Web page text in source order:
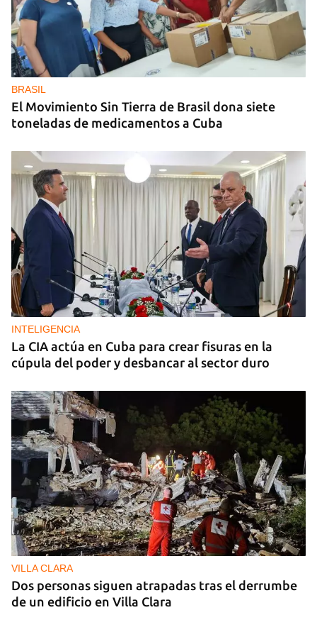
BRASIL
El Movimiento Sin Tierra de Brasil dona siete
toneladas de medicamentos a Cuba
INTELIGENCIA
La CIA actúa en Cuba para crear fisuras en la
cúpula del poder y desbancar al sector duro
VILLA CLARA
Dos personas siguen atrapadas tras el derrumbe
de un edificio en Villa Clara